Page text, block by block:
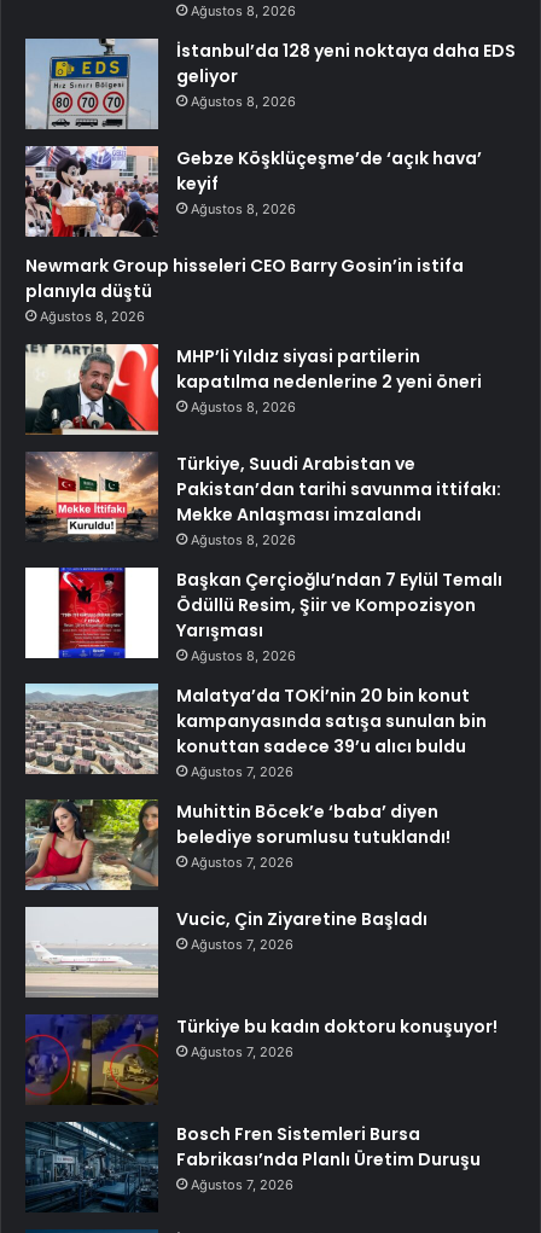
Ağustos 8, 2026
İstanbul’da 128 yeni noktaya daha EDS
geliyor
Ağustos 8, 2026
Gebze Köşklüçeşme’de ‘açık hava’
keyif
Ağustos 8, 2026
Newmark Group hisseleri CEO Barry Gosin’in istifa
planıyla düştü
Ağustos 8, 2026
MHP’li Yıldız siyasi partilerin
kapatılma nedenlerine 2 yeni öneri
Ağustos 8, 2026
Türkiye, Suudi Arabistan ve
Pakistan’dan tarihi savunma ittifakı:
Mekke Anlaşması imzalandı
Ağustos 8, 2026
Başkan Çerçioğlu’ndan 7 Eylül Temalı
Ödüllü Resim, Şiir ve Kompozisyon
Yarışması
Ağustos 8, 2026
Malatya’da TOKİ’nin 20 bin konut
kampanyasında satışa sunulan bin
konuttan sadece 39’u alıcı buldu
Ağustos 7, 2026
Muhittin Böcek’e ‘baba’ diyen
belediye sorumlusu tutuklandı!
Ağustos 7, 2026
Vucic, Çin Ziyaretine Başladı
Ağustos 7, 2026
Türkiye bu kadın doktoru konuşuyor!
Ağustos 7, 2026
Bosch Fren Sistemleri Bursa
Fabrikası’nda Planlı Üretim Duruşu
Ağustos 7, 2026